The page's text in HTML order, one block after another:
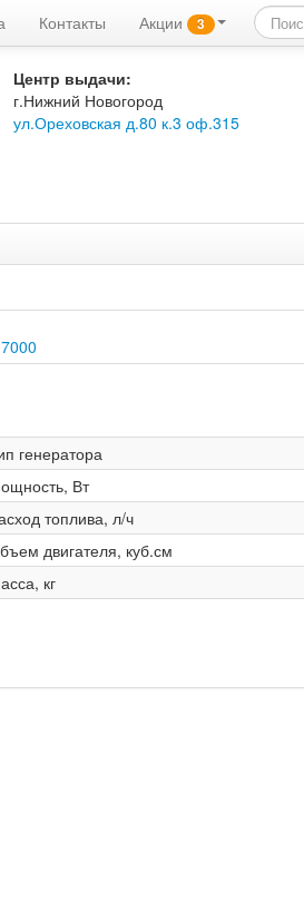
Контакты Акции 3
Центр выдачи:
г.Нижний Новогород
ул.Ореховская д.80 к.3 оф.315
генератора
Вт
топлива, л/ч
двигателя, куб.см
кг